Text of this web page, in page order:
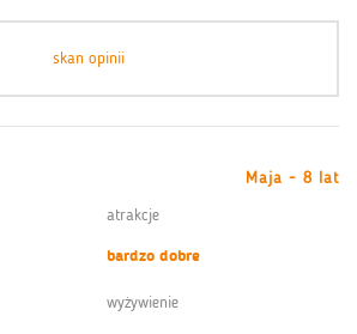
skan opinii
Maja - 8 lat
atrakcje
bardzo dobre
wyżywienie